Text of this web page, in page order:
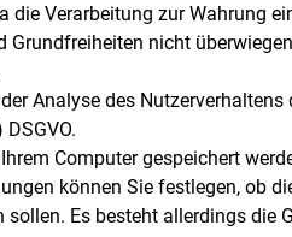
die Verarbeitung zur Wahrung
Grundfreiheiten nicht
Analyse des
Computer gespeichert
können Sie festlegen, ob
sollen. Es besteht allerdings die